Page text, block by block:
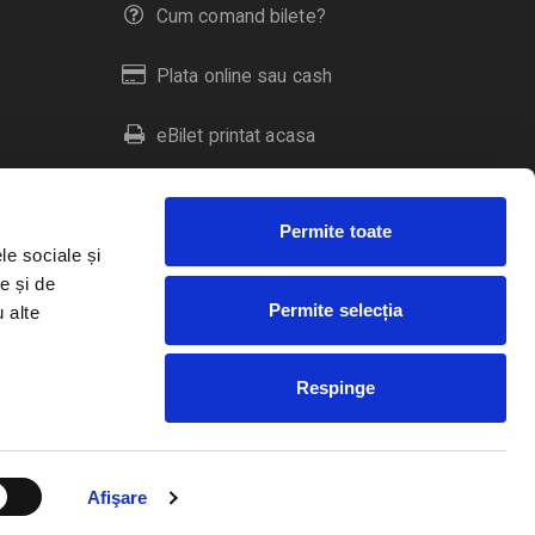
sociale și
și de
alte
Afişare
Permite toate
Permite selecția
Respinge
Cum comand bilete?
Plata online sau cash
eBilet printat acasa
Livrare prin curier
Duplicare bilete